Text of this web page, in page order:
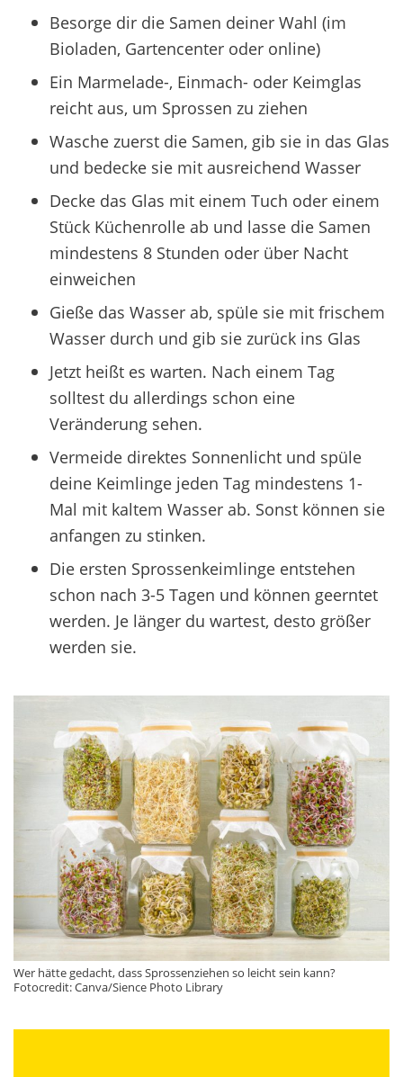
Besorge dir die Samen deiner Wahl (im
Bioladen, Gartencenter oder online)
Ein Marmelade-, Einmach- oder Keimglas
reicht aus, um Sprossen zu ziehen
Wasche zuerst die Samen, gib sie in das Glas
und bedecke sie mit ausreichend Wasser
Decke das Glas mit einem Tuch oder einem
Stück Küchenrolle ab und lasse die Samen
mindestens 8 Stunden oder über Nacht
einweichen
Gieße das Wasser ab, spüle sie mit frischem
Wasser durch und gib sie zurück ins Glas
Jetzt heißt es warten. Nach einem Tag
solltest du allerdings schon eine
Veränderung sehen.
Vermeide direktes Sonnenlicht und spüle
deine Keimlinge jeden Tag mindestens 1-
Mal mit kaltem Wasser ab. Sonst können sie
anfangen zu stinken.
Die ersten Sprossenkeimlinge entstehen
schon nach 3-5 Tagen und können geerntet
werden. Je länger du wartest, desto größer
werden sie.
Wer hätte gedacht, dass Sprossenziehen so leicht sein kann?
Fotocredit: Canva/Sience Photo Library